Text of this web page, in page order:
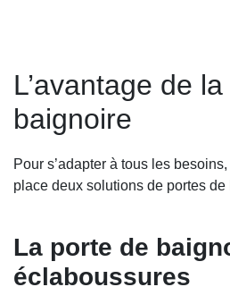
L’avantage de
baignoire
Pour s’adapter à tous les
place deux solutions de portes de
La porte de
éclaboussures